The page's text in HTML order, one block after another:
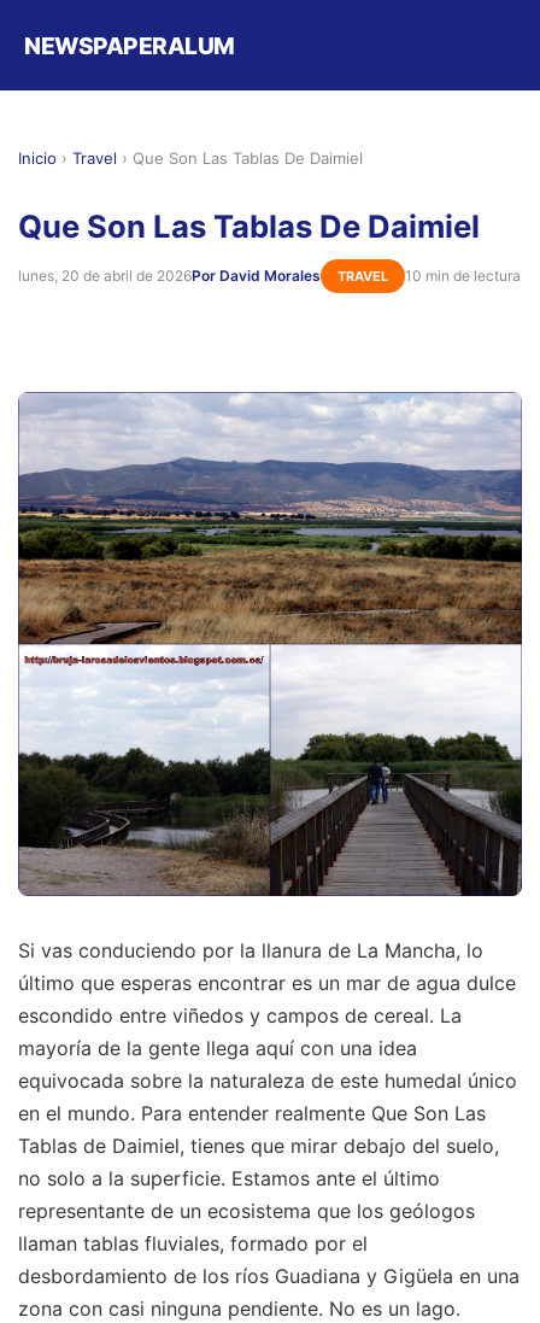
NEWSPAPERALUM
Inicio › Travel › Que Son Las Tablas De Daimiel
Que Son Las Tablas De Daimiel
lunes, 20 de abril de 2026Por David Morales TRAVEL 10 min de lectura
Si vas conduciendo por la llanura de La Mancha, lo
último que esperas encontrar es un mar de agua dulce
escondido entre viñedos y campos de cereal. La
mayoría de la gente llega aquí con una idea
equivocada sobre la naturaleza de este humedal único
en el mundo. Para entender realmente Que Son Las
Tablas de Daimiel, tienes que mirar debajo del suelo,
no solo a la superficie. Estamos ante el último
representante de un ecosistema que los geólogos
llaman tablas fluviales, formado por el
desbordamiento de los ríos Guadiana y Gigüela en una
zona con casi ninguna pendiente. No es un lago.